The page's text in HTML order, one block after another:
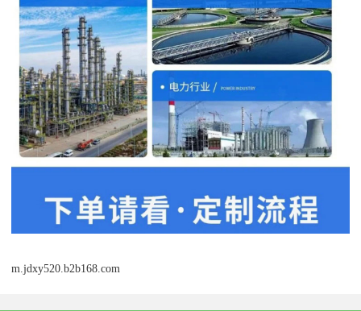
m.jdxy520.b2b168.com